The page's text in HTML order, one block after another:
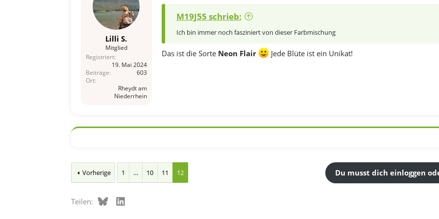
Lilli S.
Mitglied
Registriert
19. Mai 2024
Beiträge
603
Ort
Rheydt am
Niederrhein
M19J55 schrieb:
Ich bin immer noch fasziniert von dieser Farbmischung
Das ist die Sorte Neon Flair Jede Blüte ist ein Unikat!
Vorherige 1 … 10 11 12 Du musst dich einloggen
Teilen: BlueskyLinkedIn